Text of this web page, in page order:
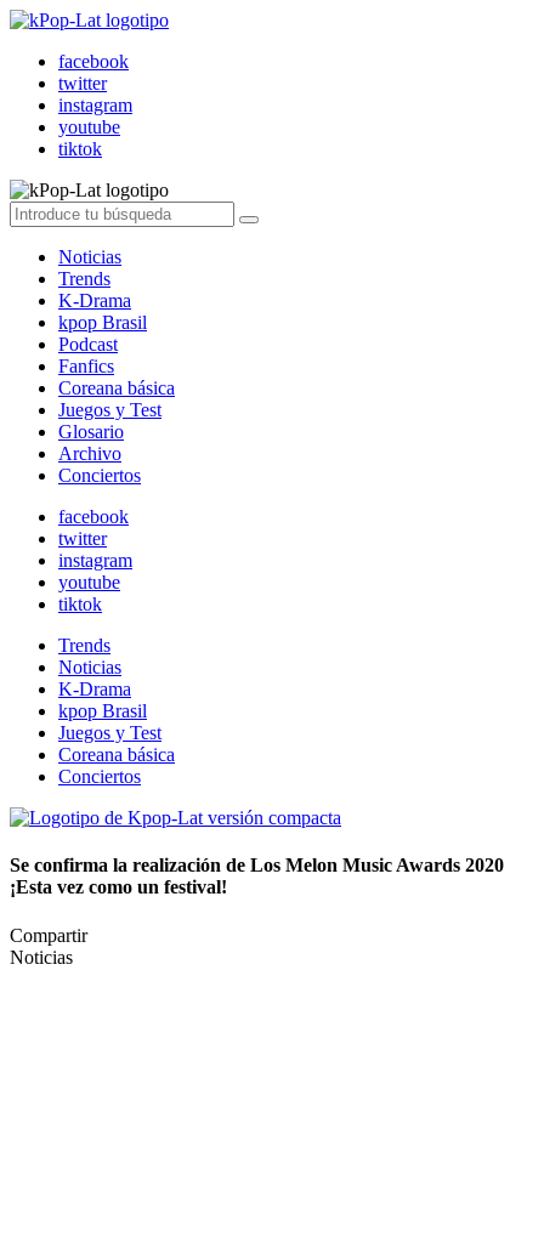
facebook
twitter
instagram
youtube
tiktok
Noticias
Trends
K-Drama
kpop Brasil
Podcast
Fanfics
Coreana básica
Juegos y Test
Glosario
Archivo
Conciertos
facebook
twitter
instagram
youtube
tiktok
Trends
Noticias
K-Drama
kpop Brasil
Juegos y Test
Coreana básica
Conciertos
Se confirma la realización de Los Melon Music Awards 2020
¡Esta vez como un festival!
Compartir
Noticias